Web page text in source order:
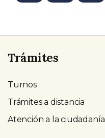
Trámites
Turnos
Trámites a distancia
Atención a la ciudadanía